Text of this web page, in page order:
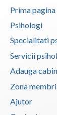
Vrancea
Prima pagina
Psihologi
Specialitati
Servicii
Adauga
Zona membri
Ajutor